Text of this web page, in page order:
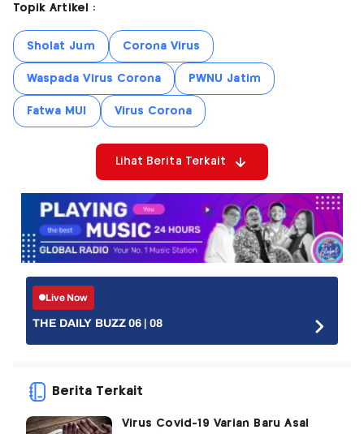
Topik Artikel :
Sholat Jum Corona Virus
Waspada Virus Corona PWNU Jatim
Fatwa MUI Virus Corona
Lihat Berita Terkait
Live Now
THE DAILY BUZZ 06 | 08
Berita Terkait
Virus Covid-19 Varian Baru Asal